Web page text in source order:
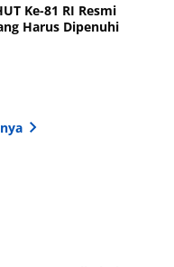
Ke-81 RI Resmi
Harus Dipenuhi